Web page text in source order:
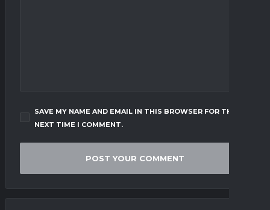
SAVE MY NAME AND EMAIL IN THIS BROWSER FOR THE
NEXT TIME I COMMENT.